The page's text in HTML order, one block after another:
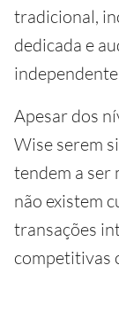
tradicional,
dedicada e
Apesar dos
Wise serem
tendem a ser
não existem
transações
competitivas